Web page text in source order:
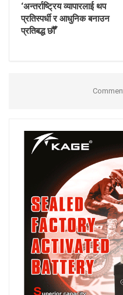
‘अन्तर्राष्ट्रिय व्यापारलाई थप
प्रतिस्पर्धी र आधुनिक बनाउन
प्रतिबद्ध छौँ’